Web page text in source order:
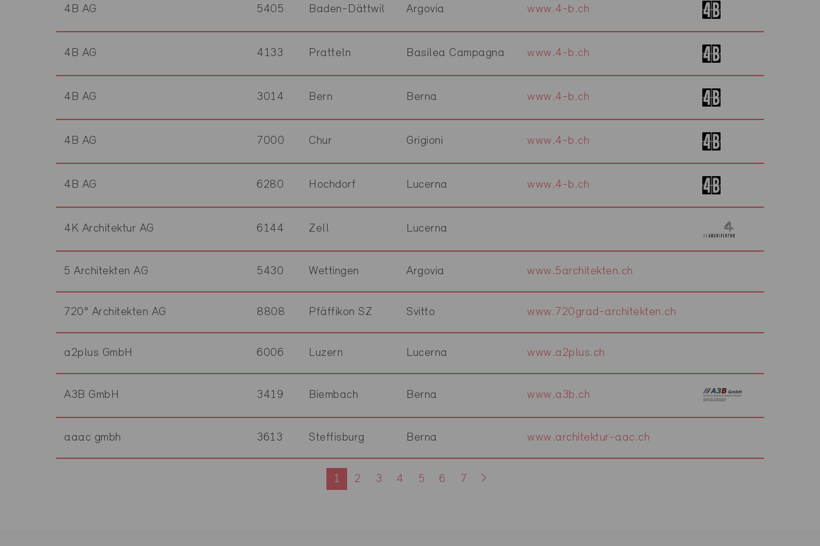
4B AG 5405 Baden-Dättwil Argovia www.4-b.ch
4B AG 4133 Pratteln Basilea Campagna www.4-b.ch
4B AG 3014 Bern Berna www.4-b.ch
4B AG 7000 Chur Grigioni www.4-b.ch
4B AG 6280 Hochdorf Lucerna www.4-b.ch
4K Architektur AG 6144 Zell Lucerna
5 Architekten AG 5430 Wettingen Argovia www.5architekten.ch
720° Architekten AG 8808 Pfäffikon SZ Svitto www.720grad-architekten.ch
a2plus GmbH 6006 Luzern Lucerna www.a2plus.ch
A3B GmbH 3419 Biembach Berna www.a3b.ch
aaac gmbh 3613 Steffisburg Berna www.architektur-aac.ch
1 2 3 4 5 6 7